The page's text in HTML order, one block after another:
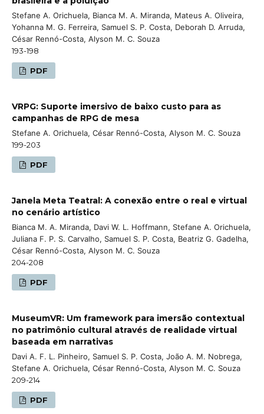
Stefane A. Orichuela, Bianca M. A. Miranda, Mateus A. Oliveira,
Yohanna M. G. Ferreira, Samuel S. P. Costa, Deborah D. Arruda,
César Rennó-Costa, Alyson M. C. Souza
193-198
PDF
VRPG: Suporte imersivo de baixo custo para as
campanhas de RPG de mesa
Stefane A. Orichuela, César Rennó-Costa, Alyson M. C. Souza
199-203
PDF
Janela Meta Teatral: A conexão entre o real e virtual
no cenário artístico
Bianca M. A. Miranda, Davi W. L. Hoffmann, Stefane A. Orichuela,
Juliana F. P. S. Carvalho, Samuel S. P. Costa, Beatriz G. Gadelha,
César Rennó-Costa, Alyson M. C. Souza
204-208
PDF
MuseumVR: Um framework para imersão contextual
no patrimônio cultural através de realidade virtual
baseada em narrativas
Davi A. F. L. Pinheiro, Samuel S. P. Costa, João A. M. Nobrega,
Stefane A. Orichuela, César Rennó-Costa, Alyson M. C. Souza
209-214
PDF